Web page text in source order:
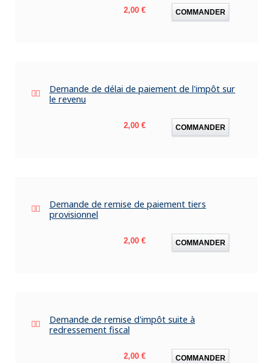
Prix
2,00 € COMMANDER
Demande de délai de paiement de l'impôt sur
le revenu
Prix
2,00 € COMMANDER
Demande de remise de paiement tiers
provisionnel
Prix
2,00 € COMMANDER
Demande de remise d'impôt suite à
redressement fiscal
Prix
2,00 € COMMANDER